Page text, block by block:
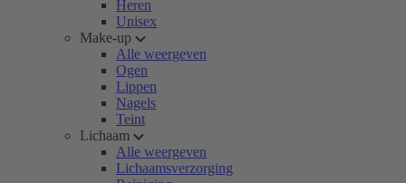
Heren
Unisex
Make-up
Alle weergeven
Ogen
Lippen
Nagels
Teint
Lichaam
Alle weergeven
Lichaamsverzorging